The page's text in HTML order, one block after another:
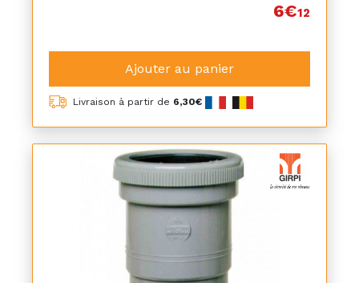
6€12
Ajouter au panier
Livraison à partir de 6,30€